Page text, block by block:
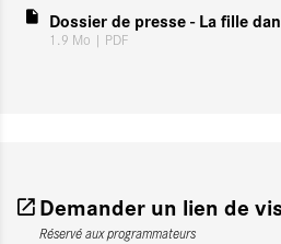
Dossier de presse - La fille
1.9 Mo | PDF
Demander un lien de
Réservé aux programmateurs